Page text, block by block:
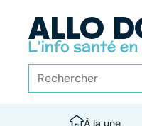
À la une